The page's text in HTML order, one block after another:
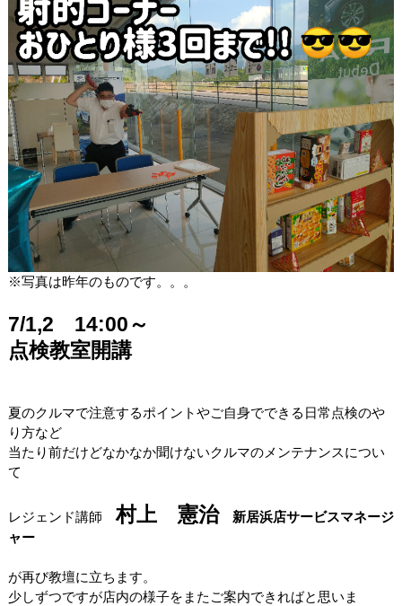
※写真は昨年のものです。。。
7/1,2 14:00～
点検教室開講
夏のクルマで注意するポイントやご自身でできる日常点検のや
り方など
当たり前だけどなかなか聞けないクルマのメンテナンスについ
て
レジェンド講師村上 憲治
新居浜店サービスマネージ
ャー
が再び教壇に立ちます。
少しずつですが店内の様子をまたご案内できればと思いま